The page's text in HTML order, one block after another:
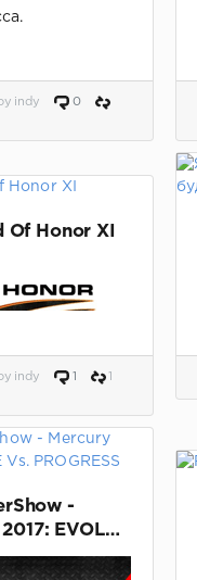
indy
0
Of Honor XI
Обновлено,
шоу.
indy 1
1
-
EVOLVE